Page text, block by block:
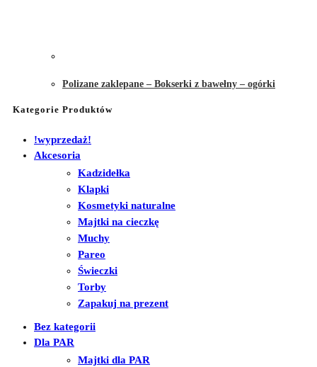
Polizane zaklepane – Bokserki z bawełny – ogórki
Kategorie Produktów
!wyprzedaż!
Akcesoria
Kadzidełka
Klapki
Kosmetyki naturalne
Majtki na cieczkę
Muchy
Pareo
Świeczki
Torby
Zapakuj na prezent
Bez kategorii
Dla PAR
Majtki dla PAR